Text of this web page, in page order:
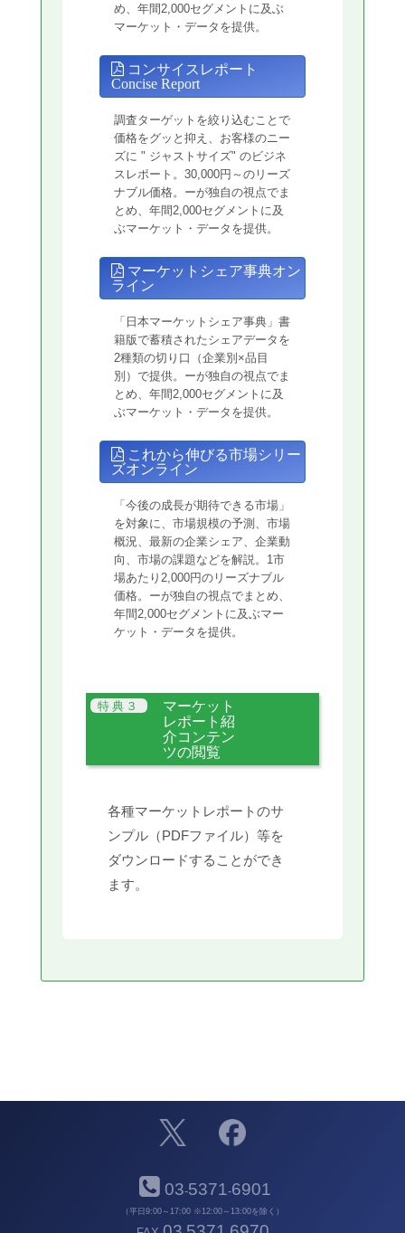
め、年間2,000セグメントに及ぶ
マーケット・データを提供。
コンサイスレポート
Concise Report
調査ターゲットを絞り込むことで
価格をグッと抑え、お客様のニー
ズに " ジャストサイズ" のビジネ
スレポート。30,000円～のリーズ
ナブル価格。ーが独自の視点でま
とめ、年間2,000セグメントに及
ぶマーケット・データを提供。
マーケットシェア事典オン
ライン
「日本マーケットシェア事典」書
籍版で蓄積されたシェアデータを
2種類の切り口（企業別×品目
別）で提供。ーが独自の視点でま
とめ、年間2,000セグメントに及
ぶマーケット・データを提供。
これから伸びる市場シリー
ズオンライン
「今後の成長が期待できる市場」
を対象に、市場規模の予測、市場
概況、最新の企業シェア、企業動
向、市場の課題などを解説。1市
場あたり2,000円のリーズナブル
価格。ーが独自の視点でまとめ、
年間2,000セグメントに及ぶマー
ケット・データを提供。
マーケット
レポート紹
介コンテン
ツの閲覧
各種マーケットレポートのサ
ンプル（PDFファイル）等を
ダウンロードすることができ
ます。
03-5371-6901
（平日9:00～17:00 ※12:00～13:00を除く）